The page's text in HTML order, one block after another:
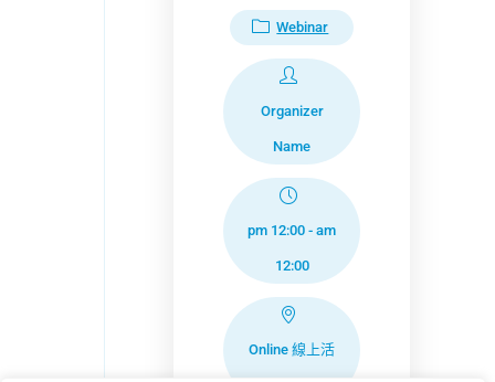
Webinar
Organizer
Name
pm 12:00 -am
12:00
Online 線上活